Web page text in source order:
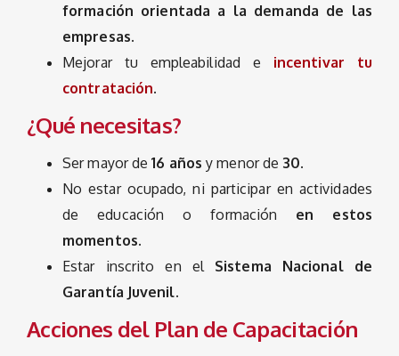
formación orientada a la demanda de las
empresas.
Mejorar tu empleabilidad e incentivar tu
contratación.
¿Qué necesitas?
Ser mayor de16 añosy menor de 30.
No estar ocupado, ni participar en actividades
de educación o formación en estos
momentos.
Estar inscrito en el Sistema Nacional de
Garantía Juvenil.
Acciones del Plan de Capacitación